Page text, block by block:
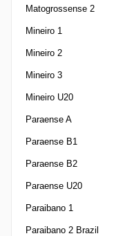
Matogrossense 2
Mineiro 1
Mineiro 2
Mineiro 3
Mineiro U20
Paraense A
Paraense B1
Paraense B2
Paraense U20
Paraibano 1
Paraibano 2 Brazil